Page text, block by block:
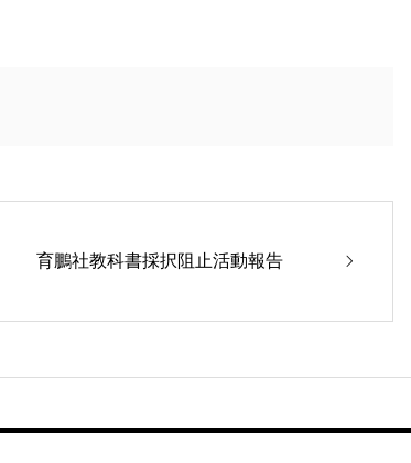
育鵬社教科書採択阻止活動報告